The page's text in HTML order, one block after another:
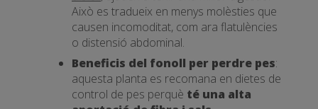
Això es tradueix en menys molèsties que
causen incomoditat, com ara flatulències
o distensió abdominal.
Beneficis del fonoll per perdre pes:
aquesta planta es recomana en dietes de
control de pes perquè té una alta